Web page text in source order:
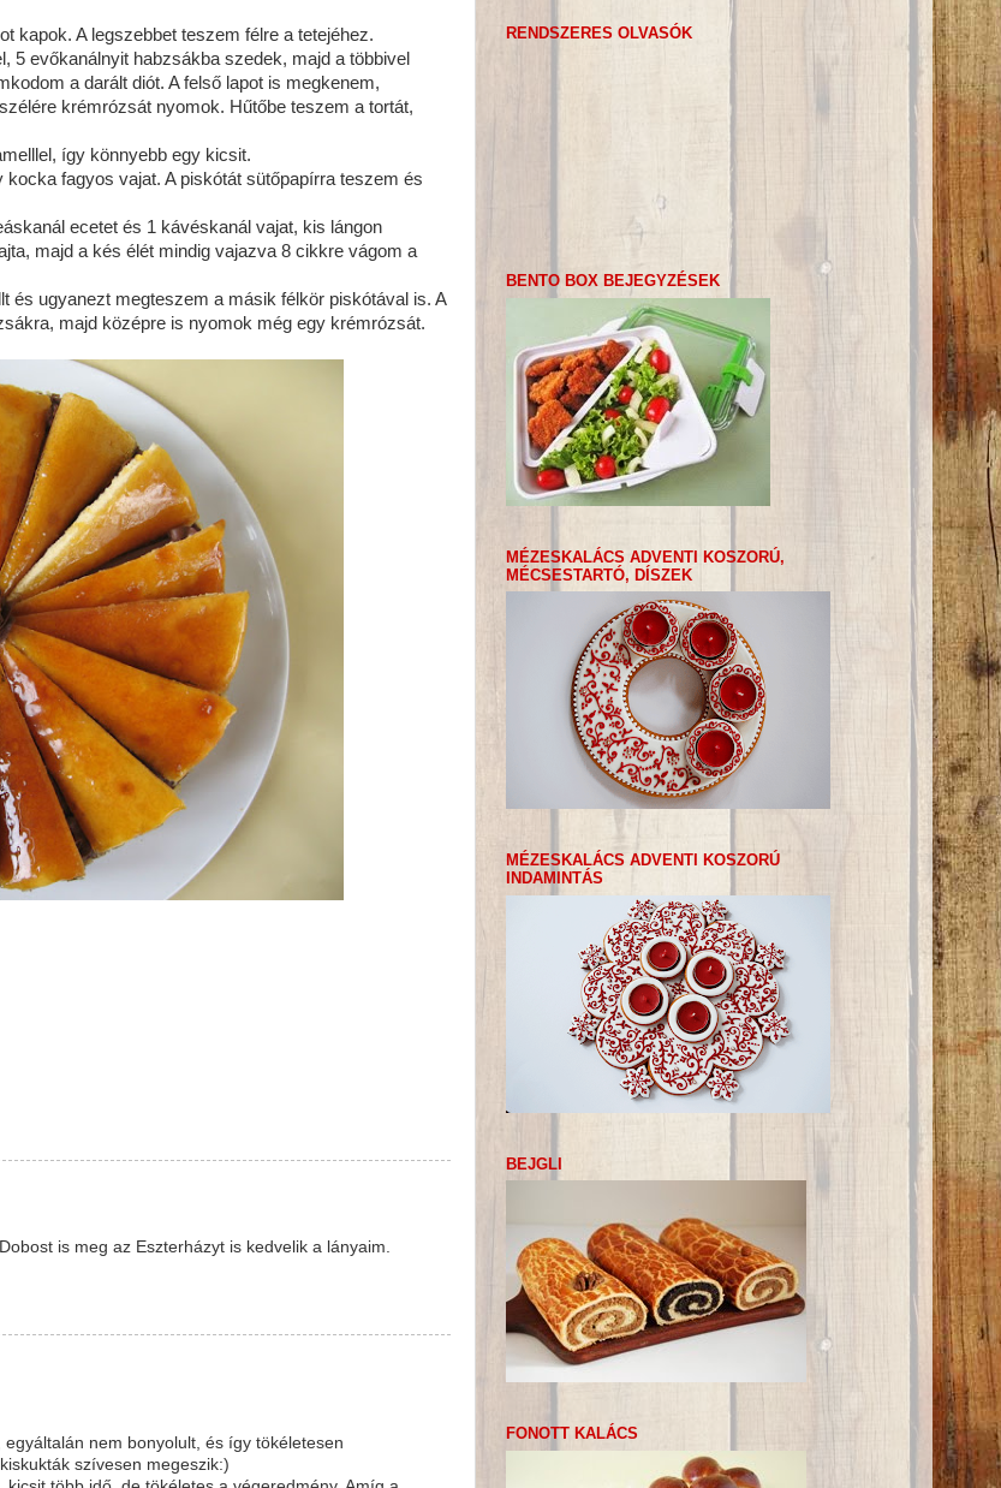
kapok. A legszebbet teszem félre a tetejéhez.
5 evőkanálnyit habzsákba szedek, majd a többivel
a darált diót. A felső lapot is megkenem,
krémrózsát nyomok. Hűtőbe teszem a tortát,
így könnyebb egy kicsit.
fagyos vajat. A piskótát sütőpapírra teszem és
ecetet és 1 kávéskanál vajat, kis lángon
majd a kés élét mindig vajazva 8 cikkre vágom a
és ugyanezt megteszem a másik félkör piskótával is. A
majd középre is nyomok még egy krémrózsát.
is meg az Eszterházyt is kedvelik a lányaim.
nem bonyolult, és így tökéletesen
szívesen megeszik:)
RENDSZERES OLVASÓK
BENTO BOX BEJEGYZÉSEK
MÉZESKALÁCS ADVENTI KOSZORÚ,
MÉCSESTARTÓ, DÍSZEK
MÉZESKALÁCS ADVENTI KOSZORÚ
INDAMINTÁS
BEJGLI
FONOTT KALÁCS